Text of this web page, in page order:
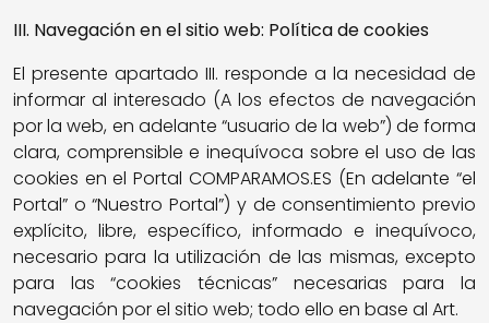
III. Navegación en el sitio web: Política de cookies
El presente apartado III. responde a la necesidad de
informar al interesado (A los efectos de navegación
por la web, en adelante “usuario de la web”) de forma
clara, comprensible e inequívoca sobre el uso de las
cookies en el Portal COMPARAMOS.ES (En adelante “el
Portal” o “Nuestro Portal”) y de consentimiento previo
explícito, libre, específico, informado e inequívoco,
necesario para la utilización de las mismas, excepto
para las “cookies técnicas” necesarias para la
navegación por el sitio web; todo ello en base al Art.